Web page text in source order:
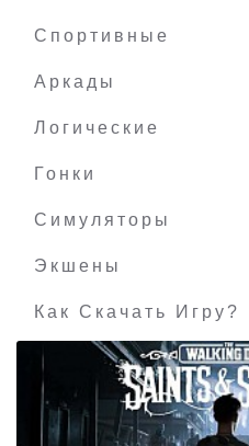
Спортивные
Аркады
Логические
Гонки
Симуляторы
Экшены
Как Скачать Игру?